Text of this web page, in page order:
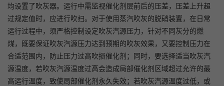
均设置了吹灰器。运行中需监视催化剂层前后的压差，压差上升超
过规定值时，应进行吹扫。对于使用蒸汽吹灰的脱硝装置，在日常
运行过程中，须严格控制设定吹灰汽源压力，针对不同灰分的燃
煤，既要保证吹灰汽源压力达到预期的吹灰效果，又要控制压力在
合适范围内，防止压力过高吹损催化剂；同时，要选择适当吹灰汽
源温度，若吹灰汽源温度过高会造成局部催化剂区域超过允许的最
高运行温度，致使局部催化剂永久失效；若吹灰汽源温度过低，或